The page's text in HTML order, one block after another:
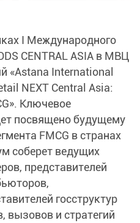
I Международного
CENTRAL ASIA в МВЦ
«Astana International
NEXT Central Asia:
Ключевое
посвящено будущему
FMCG в странах
соберет ведущих
представителей
госструктур
вызовов и стратегий